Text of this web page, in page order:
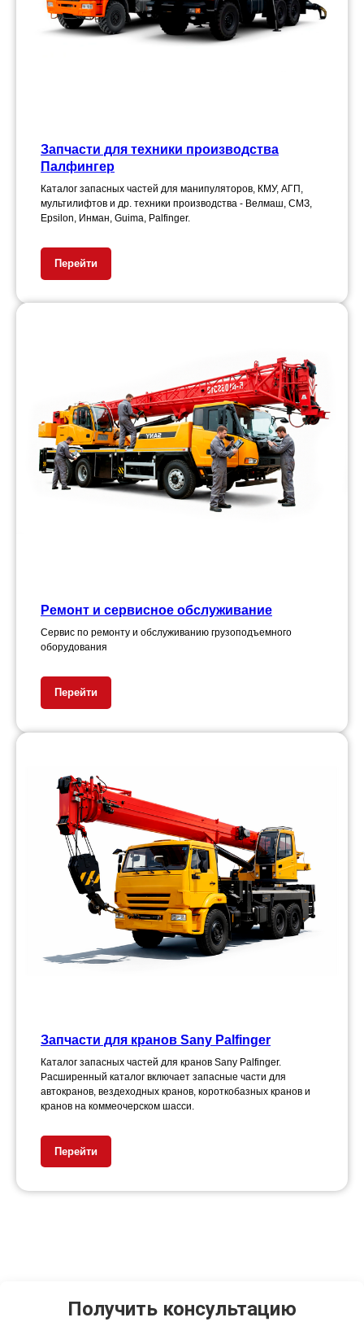
Запчасти для техники производства
Палфингер
Каталог запасных частей для манипуляторов, КМУ, АГП,
мультилифтов и др. техники производства - Велмаш, СМЗ,
Epsilon, Инман, Guima, Palfinger.
Перейти
Ремонт и сервисное обслуживание
Сервис по ремонту и обслуживанию грузоподъемного
оборудования
Перейти
Запчасти для кранов Sany Palfinger
Каталог запасных частей для кранов Sany Palfinger.
Расширенный каталог включает запасные части для
автокранов, вездеходных кранов, короткобазных кранов и
кранов на коммеочерском шасси.
Перейти
Получить консультацию